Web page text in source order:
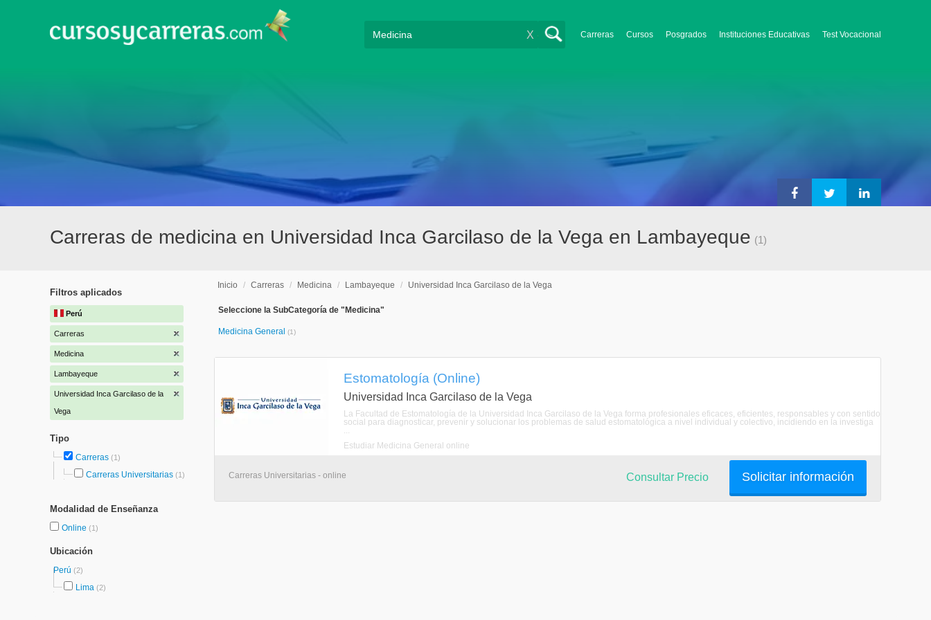
Carreras Cursos Posgrados Instituciones Educativas Test Vocacional
X
Carreras de medicina en Universidad Inca Garcilaso de la Vega en Lambayeque (1)
Filtros aplicados
Perú
Carreras
Medicina
Lambayeque
Universidad Inca Garcilaso de la
Vega
Tipo
Carreras (1)
Carreras Universitarias (1)
Modalidad de Enseñanza
Online (1)
Ubicación
Perú (2)
Lima (2)
Inicio / Carreras / Medicina / Lambayeque / Universidad Inca Garcilaso de la Vega
Seleccione la SubCategoría de "Medicina"
Medicina General (1)
Estomatología (Online)
Universidad Inca Garcilaso de la Vega
La Facultad de Estomatología de la Universidad Inca Garcilaso de la Vega forma profesionales eficaces, eficientes, responsables y con sentido
social para diagnosticar, prevenir y solucionar los problemas de salud estomatológica a nivel individual y colectivo, incidiendo en la investiga
...
Estudiar Medicina General online
Carreras Universitarias - online Solicitar información
Consultar Precio